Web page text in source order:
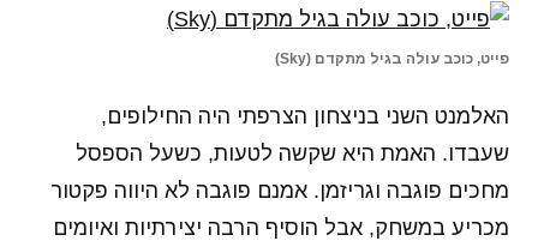
פייט, כוכב עולה בגיל מתקדם (Sky)
האלמנט השני בניצחון הצרפתי היה החילופים,
שעבדו. האמת היא שקשה לטעות, כשעל הספסל
מחכים פוגבה וגריזמן. אמנם פוגבה לא היווה פקטור
מכריע במשחק, אבל הוסיף הרבה יצירתיות ואיומים